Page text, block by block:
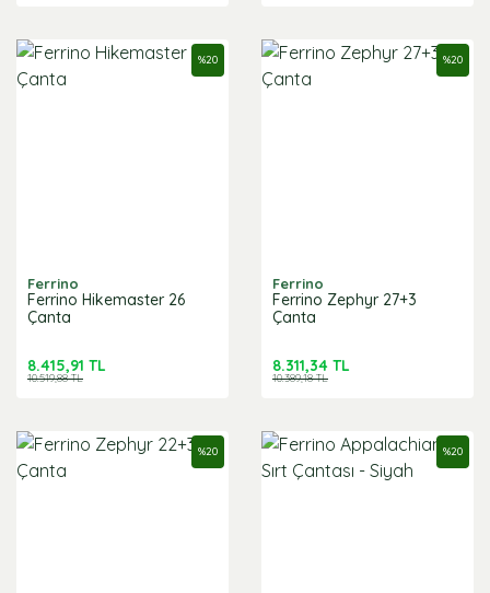
Ferrino
Ferrino Hikemaster 26
Çanta
%20
8.415,91 TL
10.519,88 TL
Ferrino
Ferrino Zephyr 27+3
Çanta
%20
8.311,34 TL
10.389,18 TL
%20 %20